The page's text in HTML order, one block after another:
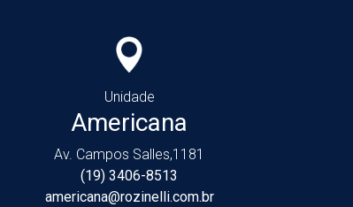
Unidade
Americana
Av. Campos Salles,1181
(19) 3406-8513
americana@rozinelli.com.br